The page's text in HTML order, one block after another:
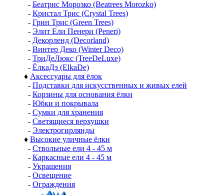
- Беатрис Морозко (Beatrees Morozko)
- Кристал Трис (Crystal Trees)
- Грин Трис (Green Trees)
- Элит Ели Пенери (Peneri)
- Декорленд (Decorland)
- Винтер Деко (Winter Deco)
- ТриДеЛюкс (TreeDeLuxe)
- ЁлкаДэ (ElkaDe)
♦ Аксессуары для ёлок
- Подставки для искусственных и живых елей
- Корзины для основания ёлки
- Юбки и покрывала
- Сумки для хранения
- Светящиеся верхушки
- Электрогирлянды
♦ Высокие уличные ёлки
- Ствольные ели 4 - 45 м
- Каркасные ели 4 - 45 м
- Украшения
- Освещение
- Ограждения